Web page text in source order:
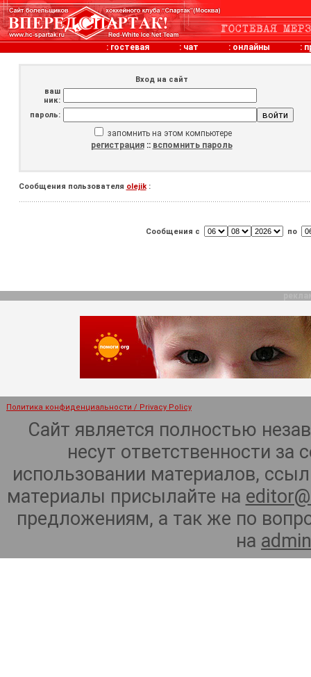
: гостевая : чат : онлайны :
Вход на сайт
ваш
ник:
пароль:
запомнить на этом компьютере
регистрация:: вспомнить пароль
Сообщения пользователя olejik:
Сообщения с по
Политика конфиденциальности / Privacy Policy
Сайт является полностью
несут ответственности
использовании материалов,
материалы присылайте на
предложениям, а так же по
на